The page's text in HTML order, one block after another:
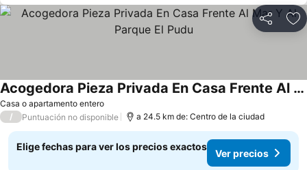
Compartir
Casa o apartamento entero
Acogedora Pieza Privada En Casa Frente Al Mar Y Al Parque El Pudu
Ver precios
/ Puntuación no disponible a 24.5 km de: Centro de la ciudad
Elige fechas para ver los precios exactos
Ver precios